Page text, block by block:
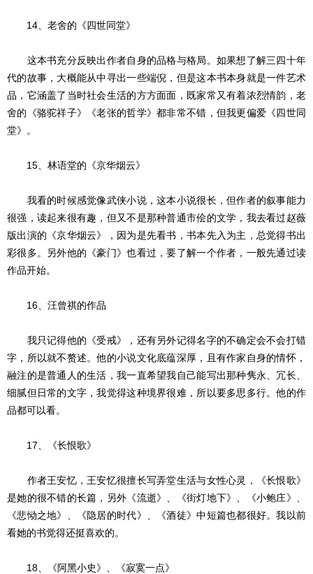
14、老舍的《四世同堂》
这本书充分反映出作者自身的品格与格局。如果想了解三四十年
代的故事，大概能从中寻出一些端倪，但是这本书本身就是一件艺术
品，它涵盖了当时社会生活的方方面面，既家常又有着浓烈情韵，老
舍的《骆驼祥子》《老张的哲学》都非常不错，但我更偏爱《四世同
堂》。
15、林语堂的《京华烟云》
我看的时候感觉像武侠小说，这本小说很长，但作者的叙事能力
很强，读起来很有趣，但又不是那种普通市侩的文学，我去看过赵薇
版出演的《京华烟云》，因为是先看书，书本先入为主，总觉得书出
彩很多。另外他的《豪门》也看过，要了解一个作者，一般先通过读
作品开始。
16、汪曾祺的作品
我只记得他的《受戒》，还有另外记得名字的不确定会不会打错
字，所以就不赘述。他的小说文化底蕴深厚，且有作家自身的情怀，
融注的是普通人的生活，我一直希望我自己能写出那种隽永、冗长、
细腻但日常的文字，我觉得这种境界很难，所以要多思多行。他的作
品都可以看。
17、《长恨歌》
作者王安忆，王安忆很擅长写弄堂生活与女性心灵，《长恨歌》
是她的很不错的长篇，另外《流逝》、《街灯地下》、《小鲍庄》、
《悲恸之地》、《隐居的时代》、《酒徒》中短篇也都很好。我以前
看她的书觉得还挺喜欢的。
18、《阿黑小史》、《寂寞一点》